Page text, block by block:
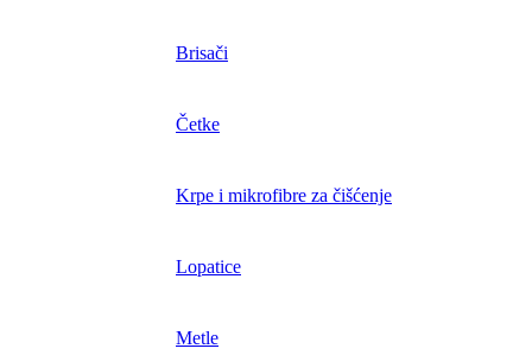
Brisači
Četke
Krpe i mikrofibre za čišćenje
Lopatice
Metle